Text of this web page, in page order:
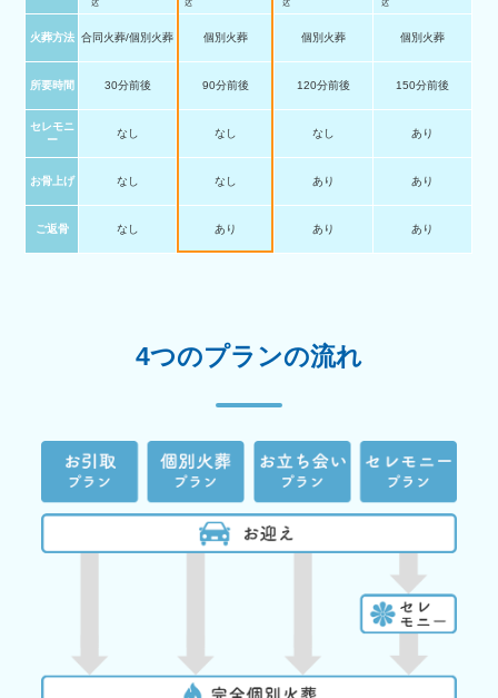
火葬方法 合同火葬/個別火葬 個別火葬 個別火葬 個別火葬
所要時間 30分前後 90分前後 120分前後 150分前後
セレモニ
ー
なし なし なし あり
お骨上げ なし なし あり あり
ご返骨 なし あり あり あり
4つのプランの流れ